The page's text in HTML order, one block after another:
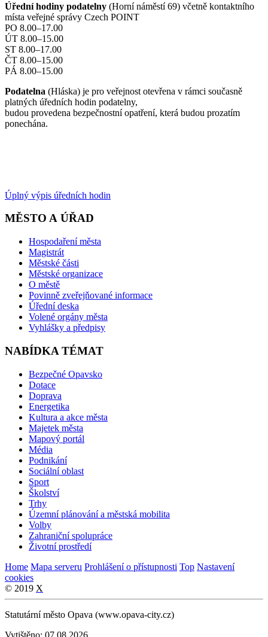
Úřední hodiny podatelny (Horní náměstí 69) včetně kontaktního
místa veřejné správy Czech POINT
PO 8.00–17.00
ÚT 8.00–15.00
ST 8.00–17.00
ČT 8.00–15.00
PÁ 8.00–15.00
Podatelna (Hláska) je pro veřejnost otevřena v rámci současně
platných úředních hodin podatelny,
budou provedena bezpečnostní opatření, která budou prozatím
ponechána.
Úplný výpis úředních hodin
MĚSTO A ÚŘAD
Hospodaření města
Magistrát
Městské části
Městské organizace
O městě
Povinně zveřejňované informace
Úřední deska
Volené orgány města
Vyhlášky a předpisy
NABÍDKA TÉMAT
Bezpečné Opavsko
Dotace
Doprava
Energetika
Kultura a akce města
Majetek města
Mapový portál
Média
Podnikání
Sociální oblast
Sport
Školství
Trhy
Územní plánování a městská mobilita
Volby
Zahraniční spolupráce
Životní prostředí
Home Mapa serveru Prohlášení o přístupnosti Top Nastavení
cookies
© 2019 X
Statutární město Opava (www.opava-city.cz)
Vytištěno: 07.08.2026